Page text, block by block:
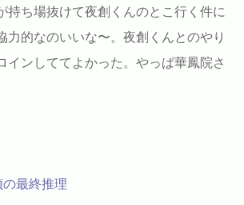
持ち場抜けて夜創くんのとこ行く件に
力的なのいいな〜。夜創くんとのやり
インしててよかった。やっぱ華鳳院さ
最終推理